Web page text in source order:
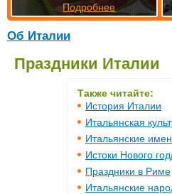
Об Италии
Праздники Италии
Также читайте:
История Италии
Итальянская
Итальянские
Истоки Нового
Праздники в Риме
Итальянские
Подробнее